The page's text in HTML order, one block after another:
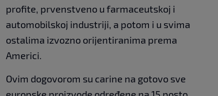
profite, prvenstveno u farmaceutskoj i
automobilskoj industriji, a potom i u svima
ostalima izvozno orijentiranima prema
Americi.
Ovim dogovorom su carine na gotovo sve